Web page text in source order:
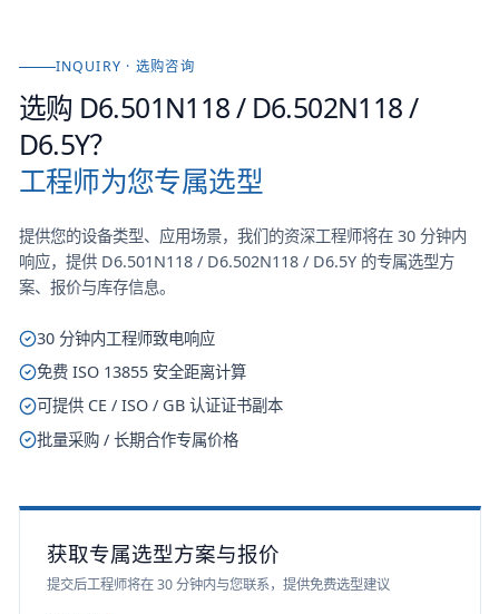
INQUIRY · 选购咨询
选购 D6.501N118 / D6.502N118 /
D6.5Y？
工程师为您专属选型
提供您的设备类型、应用场景，我们的资深工程师将在 30 分钟内
响应，提供 D6.501N118 / D6.502N118 / D6.5Y的专属选型方
案、报价与库存信息。
30 分钟内工程师致电响应
免费 ISO 13855 安全距离计算
可提供 CE / ISO / GB 认证证书副本
批量采购 / 长期合作专属价格
获取专属选型方案与报价
提交后工程师将在 30 分钟内与您联系，提供免费选型建议